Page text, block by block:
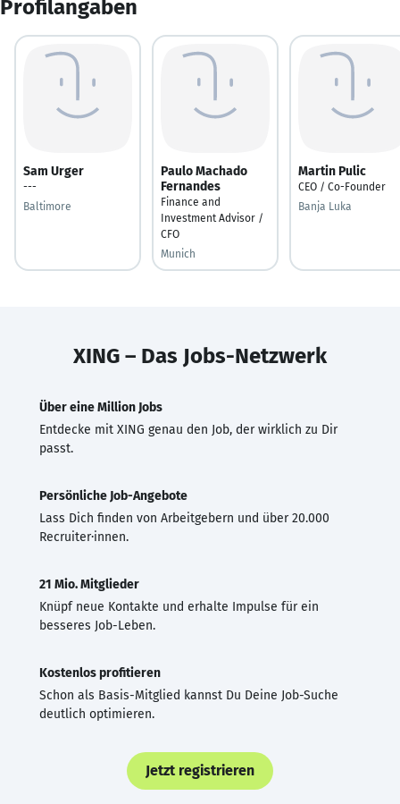
Profilangaben
Sam Urger
---
Baltimore
Paulo Machado
Fernandes
Finance and
Investment Advisor /
CFO
Munich
Martin Pulic
CEO / Co-Founder
Banja Luka
XING – Das Jobs-Netzwerk
Über eine Million Jobs
Entdecke mit XING genau den Job, der wirklich zu Dir
passt.
Persönliche Job-Angebote
Lass Dich finden von Arbeitgebern und über 20.000
Recruiter·innen.
21 Mio. Mitglieder
Knüpf neue Kontakte und erhalte Impulse für ein
besseres Job-Leben.
Kostenlos profitieren
Schon als Basis-Mitglied kannst Du Deine Job-Suche
deutlich optimieren.
Jetzt registrieren